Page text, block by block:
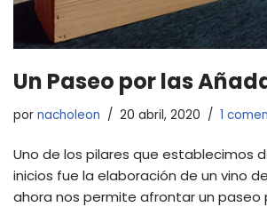
Un Paseo por las
por nacholeon 20 abril, 2020 1
Uno de los pilares que establecimos
inicios fue la elaboración de un vino
ahora nos permite afrontar un paseo